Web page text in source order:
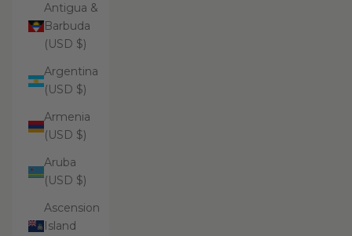
Antigua &
Barbuda
(USD $)
Argentina
(USD $)
Armenia
(USD $)
Aruba
(USD $)
Ascension
Island